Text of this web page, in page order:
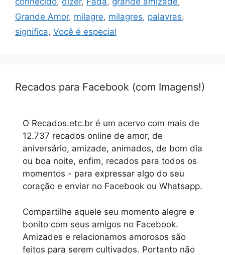
Grande Amor, milagre, milagres, palavras,
significa, Você é especial
Recados para Facebook (com Imagens!)
O Recados.etc.br é um acervo com mais de
12.737 recados online de amor, de
aniversário, amizade, animados, de bom dia
ou boa noite, enfim, recados para todos os
momentos - para expressar algo do seu
coração e enviar no Facebook ou Whatsapp.
Compartilhe aquele seu momento alegre e
bonito com seus amigos no Facebook.
Amizades e relacionamos amorosos são
feitos para serem cultivados. Portanto não